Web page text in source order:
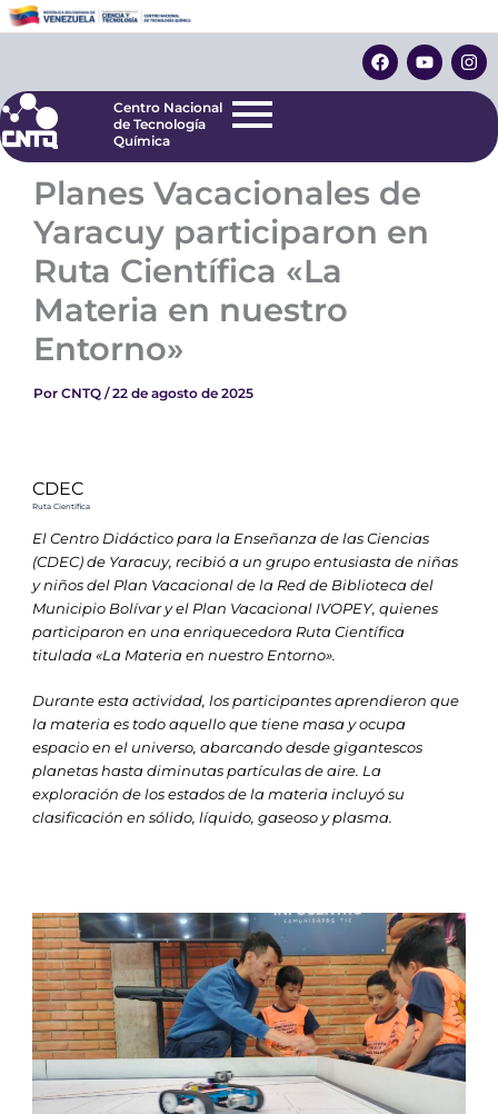
al
F
a
c
o
Y
o
u
e
I
n
s
r
Centro Nacional
de Tecnología
Centro Nacional
de Tecnología
Química
Planes Vacacionales de
Yaracuy participaron en
Ruta Científica «La
Materia en nuestro
Entorno»
Por CNTQ /22 de agosto de 2025
CDEC
Ruta Científica
El Centro Didáctico para la Enseñanza de las Ciencias
(CDEC) de Yaracuy, recibió a un grupo entusiasta de niñas
y niños del Plan Vacacional de la Red de Biblioteca del
Municipio Bolívar y el Plan Vacacional IVOPEY, quienes
participaron en una enriquecedora Ruta Científica
titulada «La Materia en nuestro Entorno».
Durante esta actividad, los participantes aprendieron que
la materia es todo aquello que tiene masa y ocupa
espacio en el universo, abarcando desde gigantescos
planetas hasta diminutas partículas de aire. La
exploración de los estados de la materia incluyó su
clasificación en sólido, líquido, gaseoso y plasma.